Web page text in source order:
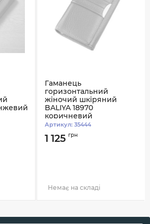
Гаманець
горизонтальний
жіночий шкіряний
BALIYA 18970
коричневий
Артикул: 35444
1 125 грн
Немає на складі